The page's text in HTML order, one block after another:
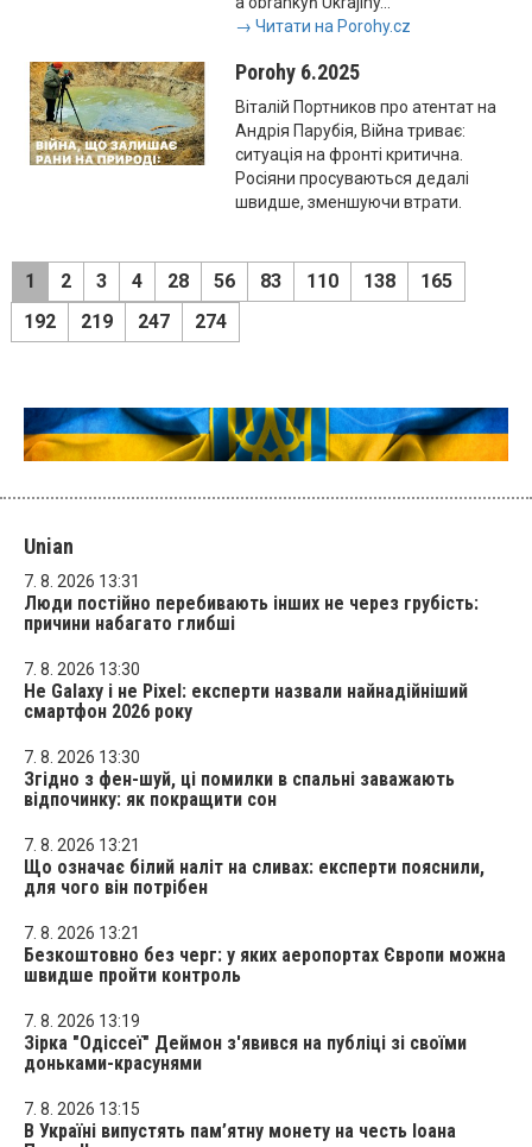
→ Читати на Porohy.cz
Porohy 6.2025
Віталій Портников про атентат на
Андрія Парубія, Війна триває:
ситуація на фронті критична.
Росіяни просуваються дедалі
швидше, зменшуючи втрати.
1 2 3 4 28 56 83 110 138
165
192
219 247 274
Unian
7. 8. 2026 13:31
Люди постійно перебивають інших не через грубість:
причини набагато глибші
7. 8. 2026 13:30
Не Galaxy і не Pixel: експерти назвали найнадійніший
смартфон 2026 року
7. 8. 2026 13:30
Згідно з фен-шуй, ці помилки в спальні заважають
відпочинку: як покращити сон
7. 8. 2026 13:21
Що означає білий наліт на сливах: експерти пояснили,
для чого він потрібен
7. 8. 2026 13:21
Безкоштовно без черг: у яких аеропортах Європи можна
швидше пройти контроль
7. 8. 2026 13:19
Зірка "Одіссеї" Деймон з'явився на публіці зі своїми
доньками-красунями
7. 8. 2026 13:15
В Україні випустять пам’ятну монету на честь Іоана